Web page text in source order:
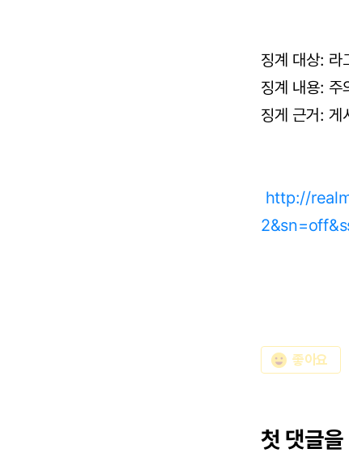
징계 대상:
징계 내용: 주
징게 근거: 게
http://
emoji_emotions 좋아요
첫 댓글